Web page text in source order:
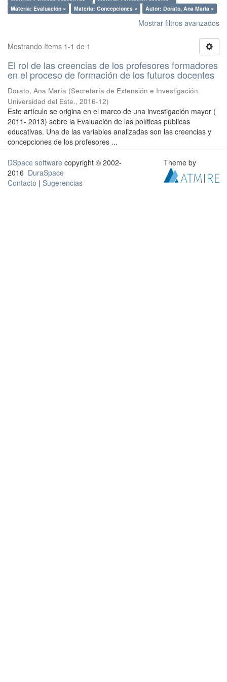
Materia: Evaluación ×
Materia: Concepciones × Autor: Dorato, Ana María ×
Mostrar filtros avanzados
Mostrando ítems 1-1 de 1
El rol de las creencias de los profesores formadores
en el proceso de formación de los futuros docentes
Dorato, Ana María (Secretaría de Extensión e Investigación.
Universidad del Este., 2016-12)
Este artículo se origina en el marco de una investigación mayor (
2011- 2013) sobre la Evaluación de las políticas públicas
educativas. Una de las variables analizadas son las creencias y
concepciones de los profesores ...
DSpace software copyright © 2002-
2016 DuraSpace
Contacto | Sugerencias
Theme by